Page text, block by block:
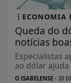
ECONOMIA
Queda do
notícias
Especialistas
ao dólar ajuda
O ISABELENSE - 28